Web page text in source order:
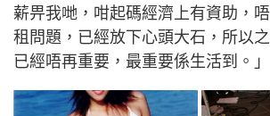
薪畀我哋，咁起碼經濟上有資助，
租問題，已經放下心頭大石，所以
已經唔再重要，最重要係生活到。」